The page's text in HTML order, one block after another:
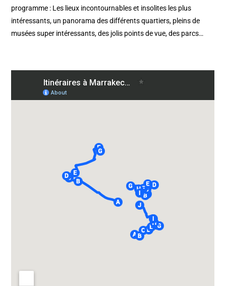
programme : Les lieux incontournables et insolites les plus
intéressants, un panorama des différents quartiers, pleins de
musées super intéressants, des jolis points de vue, des parcs…